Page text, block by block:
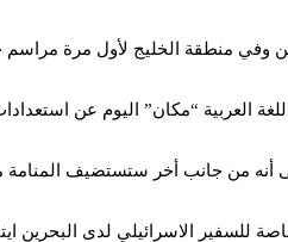
الخليج لأول مرة مراسم خاصة بمناسبة
العربية “مكان” اليوم عن
إلى أنه من جانب أخر ستستضيف
للسفير الاسرائيلي لدى البحرين